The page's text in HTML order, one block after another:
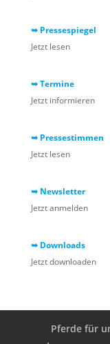
➥ Pressespiegel
Jetzt lesen
➥ Termine
Jetzt informieren
➥ Pressestimmen
Jetzt lesen
➥ Newsletter
Jetzt anmelden
➥ Downloads
Jetzt downloaden
Pferde für